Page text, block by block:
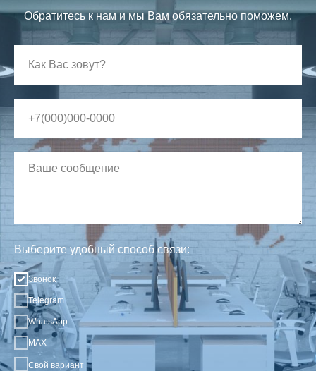
Обратитесь к нам и мы Вам обязательно поможем.
Выберите удобный способ связи:
Звонок
Telegram
WhatsApp
MAX
Свой вариант